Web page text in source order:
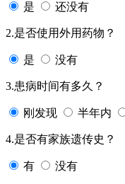
是 还没有
2.是否使用外用药物？
是 没有
3.患病时间有多久？
刚发现 半年内
4.是否有家族遗传史？
有 没有